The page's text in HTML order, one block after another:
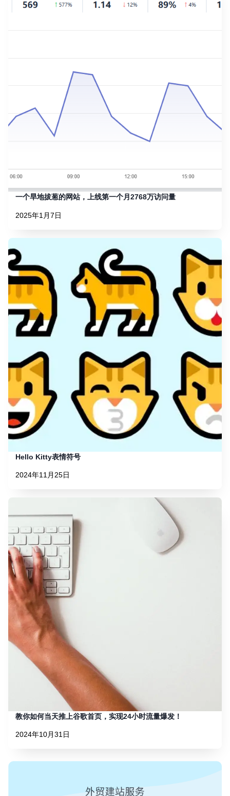
一个旱地拔葱的网站，上线第一个月2768万访问量
2025年1月7日
Hello Kitty表情符号
2024年11月25日
教你如何当天推上谷歌首页，实现24小时流量爆发！
2024年10月31日